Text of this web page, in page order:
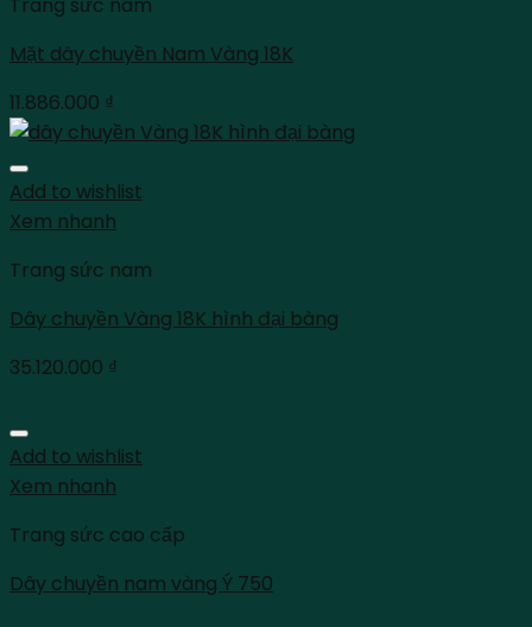
Trang sức nam
Mặt dây chuyền Nam Vàng 18K
11.886.000 ₫
Add to wishlist
Xem nhanh
Trang sức nam
Dây chuyền Vàng 18K hình đại bàng
35.120.000 ₫
Add to wishlist
Xem nhanh
Trang sức cao cấp
Dây chuyền nam vàng Ý 750